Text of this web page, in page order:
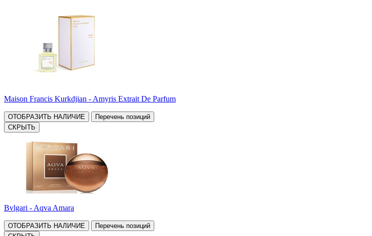
Maison Francis Kurkdjian - Amyris Extrait De Parfum
ОТОБРАЗИТЬ НАЛИЧИЕ
Перечень позиций
СКРЫТЬ
Bvlgari - Aqva Amara
ОТОБРАЗИТЬ НАЛИЧИЕ
Перечень позиций